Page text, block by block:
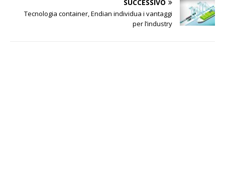
SUCCESSIVO
Tecnologia container, Endian individua i vantaggi
per l’industry